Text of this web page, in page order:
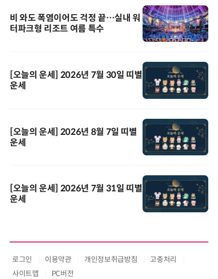
비 와도 폭염이어도 걱정 끝…실내 워
터파크형 리조트 여름 특수
[오늘의 운세] 2026년 7월 30일 띠별
운세
[오늘의 운세] 2026년 8월 7일 띠별
운세
[오늘의 운세] 2026년 7월 31일 띠별
운세
로그인 이용약관 개인정보취급방침
고충처리
사이트맵
PC버전